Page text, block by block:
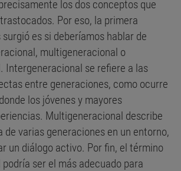
los dos conceptos que
Por eso, la primera
es si deberíamos hablar de
multigeneracional o
Intergeneracional se refiere a las
entre generaciones, como ocurre
los jóvenes y mayores
Multigeneracional describe
de varias generaciones en un entorno,
un diálogo activo. Por fin, el término
ser el más adecuado para